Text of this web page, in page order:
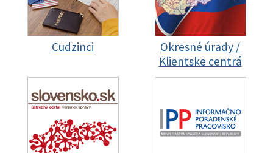
Cudzinci
Okresné úrady /
Klientske centrá